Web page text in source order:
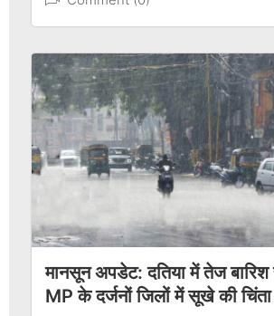
मानसून अपडेट: दतिया में तेज
MP के दर्जनों जिलों में सूखे की चिंता